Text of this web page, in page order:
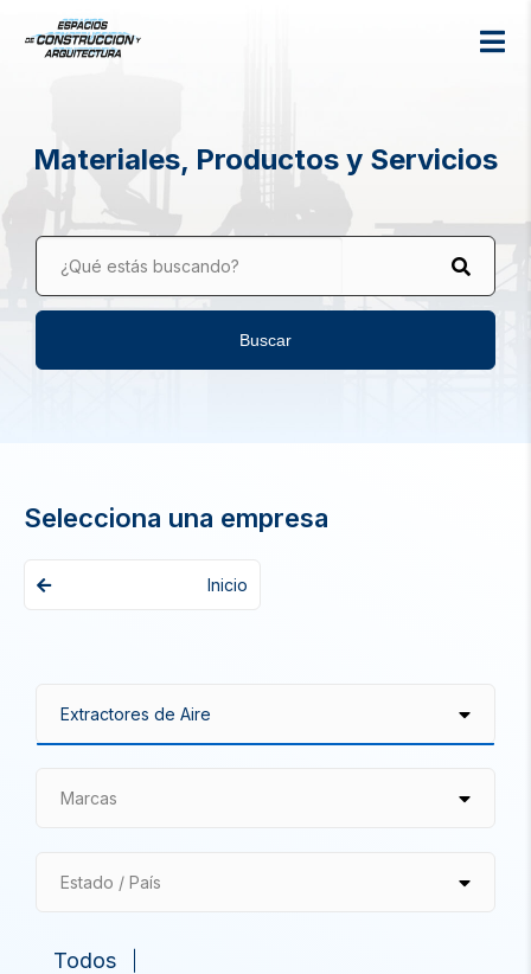
Materiales, Productos y Servicios
¿Qué estás buscando?
Buscar
Selecciona una empresa
Inicio
Marcas
Estado / País
Todos